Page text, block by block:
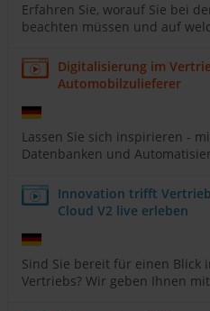
Erfahren Sie, worauf Sie bei
beachten müssen und auf
Digitalisierung im
Automobilzulieferer
Lassen Sie sich inspirieren -
Datenbanken und
Innovation trifft
Cloud V2 live erleben
Sind Sie bereit für einen Blick
Vertriebs? Wir geben Ihnen